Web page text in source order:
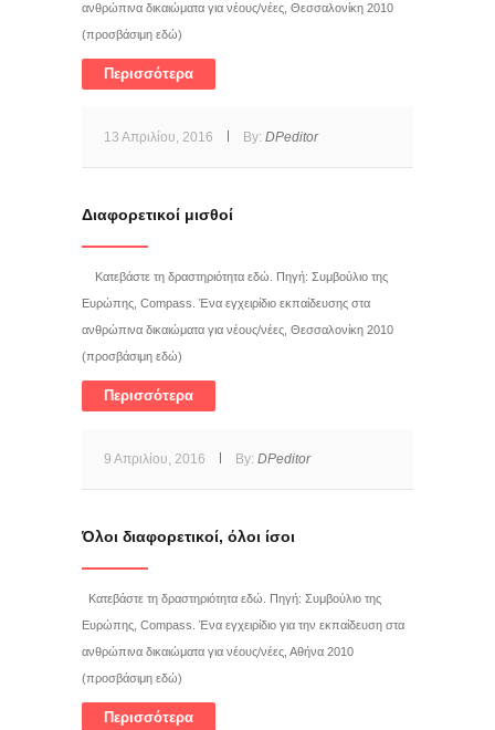
ανθρώπινα δικαιώματα για νέους/νέες, Θεσσαλονίκη 2010
(προσβάσιμη εδώ)
Περισσότερα
13 Απριλίου, 2016 By: DPeditor
Διαφορετικοί μισθοί
Κατεβάστε τη δραστηριότητα εδώ. Πηγή: Συμβούλιο της
Ευρώπης, Compass. Ένα εγχειρίδιο εκπαίδευσης στα
ανθρώπινα δικαιώματα για νέους/νέες, Θεσσαλονίκη 2010
(προσβάσιμη εδώ)
Περισσότερα
9 Απριλίου, 2016 By: DPeditor
Όλοι διαφορετικοί, όλοι ίσοι
Κατεβάστε τη δραστηριότητα εδώ. Πηγή: Συμβούλιο της
Ευρώπης, Compass. Ένα εγχειρίδιο για την εκπαίδευση στα
ανθρώπινα δικαιώματα για νέους/νέες, Αθήνα 2010
(προσβάσιμη εδώ)
Περισσότερα